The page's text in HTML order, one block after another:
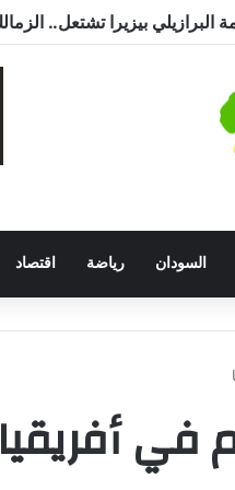
السودان رياضة اقتصاد
في أفريقيا